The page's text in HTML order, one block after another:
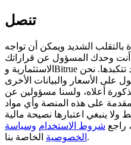
Exclusive for BitMart Users
Register & Trade to Win
Precious Metals Trading
Trade Gold & Silver ·
تنصل
بالتقلب الشديد ويمكن أن تواجه
أنت وحدك المسؤول عن قراراتك
الاستثمارية وBitrue ليست مسؤولة عن أي خسائر قد تتكبدها. نحن
على الأسعار والبيانات الأخرى
أعلاه، ولسنا مسؤولين عن
على هذه المنصة وأي مواد
ينبغي اعتبارها نصيحة مالية
راجع شروط الاستخدام وسياسة
الخصوصية الخاصة بنا.